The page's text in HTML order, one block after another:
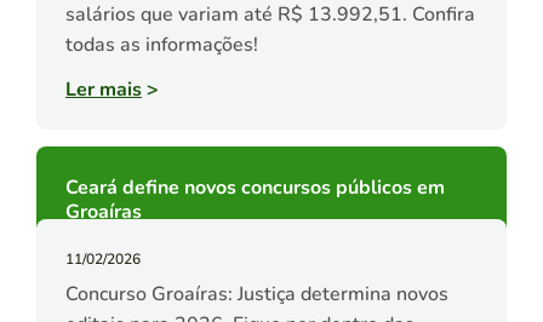
salários que variam até R$ 13.992,51. Confira
todas as informações!
Ler mais>
Ceará define novos concursos públicos em
Groaíras
11/02/2026
Concurso Groaíras: Justiça determina novos